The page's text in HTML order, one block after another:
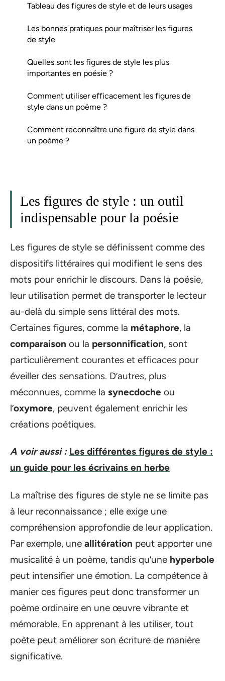
Tableau des figures de style et de leurs usages
Les bonnes pratiques pour maîtriser les figures
de style
Quelles sont les figures de style les plus
importantes en poésie ?
Comment utiliser efficacement les figures de
style dans un poème ?
Comment reconnaître une figure de style dans
un poème ?
Les figures de style : un outil
indispensable pour la poésie
Les figures de style se définissent comme des
dispositifs littéraires qui modifient le sens des
mots pour enrichir le discours. Dans la poésie,
leur utilisation permet de transporter le lecteur
au-delà du simple sens littéral des mots.
Certaines figures, comme la métaphore, la
comparaison ou la personnification, sont
particulièrement courantes et efficaces pour
éveiller des sensations. D’autres, plus
méconnues, comme la synecdoche ou
l’oxymore, peuvent également enrichir les
créations poétiques.
A voir aussi : Les différentes figures de style :
un guide pour les écrivains en herbe
La maîtrise des figures de style ne se limite pas
à leur reconnaissance ; elle exige une
compréhension approfondie de leur application.
Par exemple, une allitération peut apporter une
musicalité à un poème, tandis qu’une hyperbole
peut intensifier une émotion. La compétence à
manier ces figures peut donc transformer un
poème ordinaire en une œuvre vibrante et
mémorable. En apprenant à les utiliser, tout
poète peut améliorer son écriture de manière
significative.